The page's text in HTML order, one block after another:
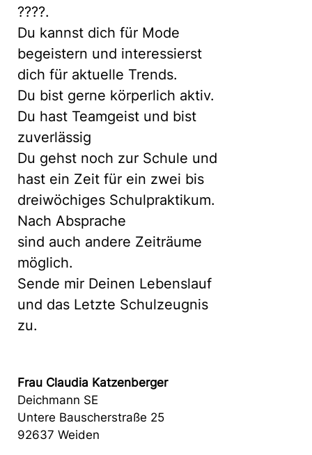
????.
Du kannst dich für Mode
begeistern und interessierst
dich für aktuelle Trends.
Du bist gerne körperlich aktiv.
Du hast Teamgeist und bist
zuverlässig
Du gehst noch zur Schule und
hast ein Zeit für ein zwei bis
dreiwöchiges Schulpraktikum.
Nach Absprache
sind auch andere Zeiträume
möglich.
Sende mir Deinen Lebenslauf
und das Letzte Schulzeugnis
zu.
Frau Claudia Katzenberger
Deichmann SE
Untere Bauscherstraße 25
92637 Weiden